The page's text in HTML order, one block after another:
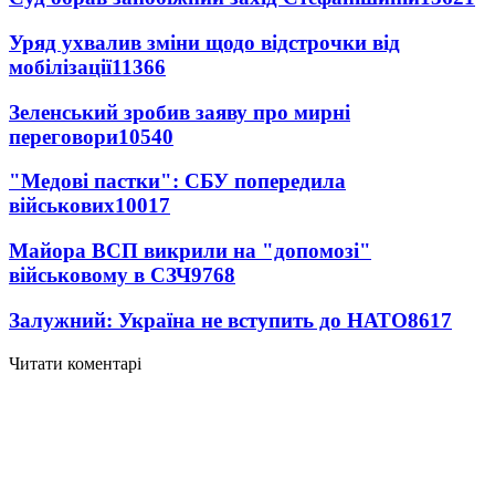
Уряд ухвалив зміни щодо відстрочки від
мобілізації11366
Зеленський зробив заяву про мирні
переговори10540
"Медові пастки": СБУ попередила
військових10017
Майора ВСП викрили на "допомозі"
військовому в СЗЧ9768
Залужний: Україна не вступить до НАТО8617
Читати коментарі